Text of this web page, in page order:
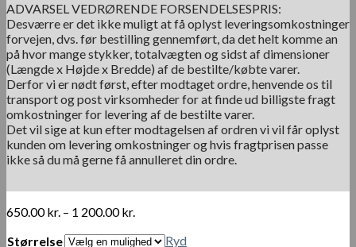
ADVARSEL VEDRØRENDE FORSENDELSESPRIS:
Desværre er det ikke muligt at få oplyst leveringsomkostninger
forvejen, dvs. før bestilling gennemført, da det helt komme an
på hvor mange stykker, totalvægten og sidst af dimensioner
(Længde x Højde x Bredde) af de bestilte/købte varer.
Derfor vi er nødt først, efter modtaget ordre, henvende os til
transport og post virksomheder for at finde ud billigste fragt
omkostninger for levering af de bestilte varer.
Det vil sige at kun efter modtagelsen af ordren vi vil får oplyst
kunden om levering omkostninger og hvis fragtprisen passe
ikke så du må gerne få annulleret din ordre.
650.00kr. – 1 200.00kr.
til
Størrelse Ryd